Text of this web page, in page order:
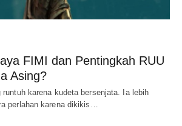
FIMI dan Pentingkah RUU
Asing?
runtuh karena kudeta bersenjata. Ia lebih
perlahan karena dikikis…